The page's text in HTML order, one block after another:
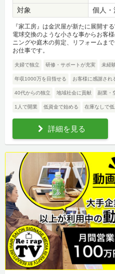
対象 個人・
『家工房』は金沢屋が新たに展開す
電球交換のような小さな事からお客
ニングや庭木の剪定、リフォームま
お仕事です。
夫婦で独立 研修・サポートが充実 未経
年収1000万を目指せる お客様に感謝され
40代からの独立 地域社会に貢献 副業・
1人で開業 低資金で始める 在庫なしで低
詳細を見る